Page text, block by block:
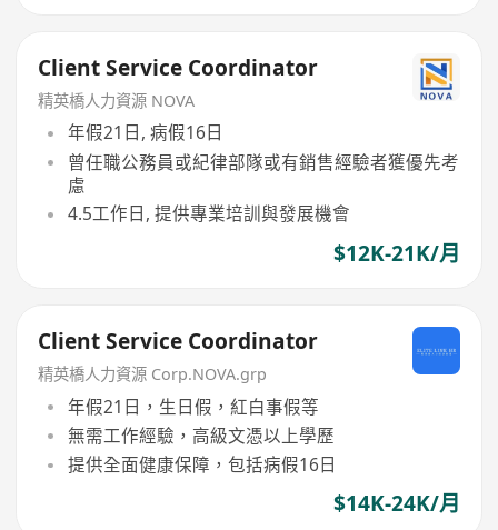
Client Service Coordinator
精英橋人力資源 NOVA
年假21日, 病假16日
曾任職公務員或紀律部隊或有銷售經驗者獲優先考
慮
4.5工作日, 提供專業培訓與發展機會
$12K-21K/月
Client Service Coordinator
精英橋人力資源 Corp.NOVA.grp
年假21日，生日假，紅白事假等
無需工作經驗，高級文憑以上學歷
提供全面健康保障，包括病假16日
$14K-24K/月